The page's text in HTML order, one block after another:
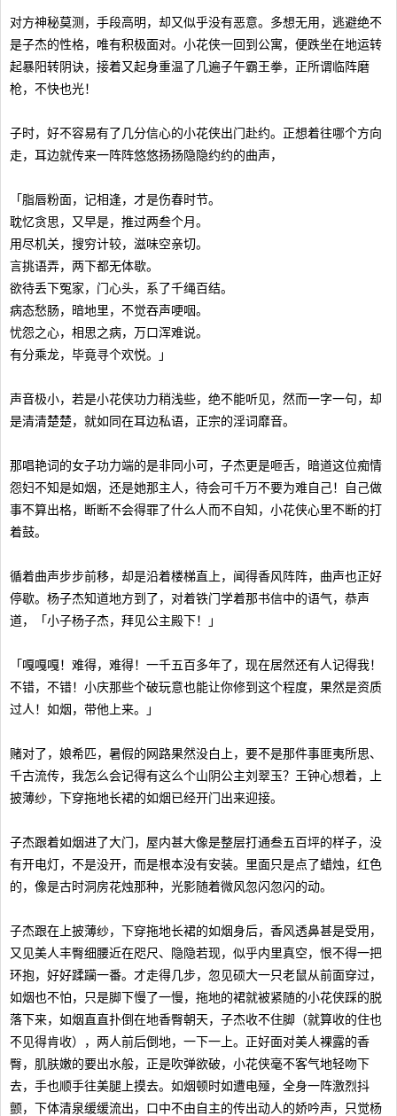
对方神秘莫测，手段高明，却又似乎没有恶意。多想无用，逃避绝不
是子杰的性格，唯有积极面对。小花侠一回到公寓，便跌坐在地运转
起暴阳转阴诀，接着又起身重温了几遍子午霸王拳，正所谓临阵磨
枪，不快也光！
子时，好不容易有了几分信心的小花侠出门赴约。正想着往哪个方向
走，耳边就传来一阵阵悠悠扬扬隐隐约约的曲声，
「脂唇粉面，记相逢，才是伤春时节。
耽忆贪思，又早是，推过两叁个月。
用尽机关，搜穷计较，滋味空亲切。
言挑语弄，两下都无体歇。
欲待丢下冤家，门心头，系了千绳百结。
病态愁肠，暗地里，不觉吞声哽咽。
忧怨之心，相思之病，万口浑难说。
有分乘龙，毕竟寻个欢悦。」
声音极小，若是小花侠功力稍浅些，绝不能听见，然而一字一句，却
是清清楚楚，就如同在耳边私语，正宗的淫词靡音。
那唱艳词的女子功力端的是非同小可，子杰更是咂舌，暗道这位痴情
怨妇不知是如烟，还是她那主人，待会可千万不要为难自己！自己做
事不算出格，断断不会得罪了什么人而不自知，小花侠心里不断的打
着鼓。
循着曲声步步前移，却是沿着楼梯直上，闻得香风阵阵，曲声也正好
停歇。杨子杰知道地方到了，对着铁门学着那书信中的语气，恭声
道，「小子杨子杰，拜见公主殿下！」
「嘎嘎嘎！难得，难得！一千五百多年了，现在居然还有人记得我！
不错，不错！小庆那些个破玩意也能让你修到这个程度，果然是资质
过人！如烟，带他上来。」
赌对了，娘希匹，暑假的网路果然没白上，要不是那件事匪夷所思、
千古流传，我怎么会记得有这么个山阴公主刘翠玉？王钟心想着，上
披薄纱，下穿拖地长裙的如烟已经开门出来迎接。
子杰跟着如烟进了大门，屋内甚大像是整层打通叁五百坪的样子，没
有开电灯，不是没开，而是根本没有安装。里面只是点了蜡烛，红色
的，像是古时洞房花烛那种，光影随着微风忽闪忽闪的动。
子杰跟在上披薄纱，下穿拖地长裙的如烟身后，香风透鼻甚是受用，
又见美人丰臀细腰近在咫尺、隐隐若现，似乎内里真空，恨不得一把
环抱，好好蹂躏一番。才走得几步，忽见硕大一只老鼠从前面穿过，
如烟也不怕，只是脚下慢了一慢，拖地的裙就被紧随的小花侠踩的脱
落下来，如烟直直扑倒在地香臀朝天，子杰收不住脚（就算收的住也
不见得肯收），两人前后倒地，一下一上。正好面对美人裸露的香
臀，肌肤嫩的要出水般，正是吹弹欲破，小花侠毫不客气地轻吻下
去，手也顺手往美腿上摸去。如烟顿时如遭电殛，全身一阵激烈抖
颤，下体清泉缓缓流出，口中不由自主的传出动人的娇吟声，只觉杨